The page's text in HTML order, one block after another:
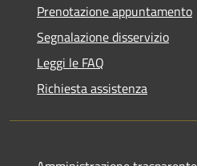
Prenotazione appuntamento
Segnalazione disservizio
Leggi le FAQ
Richiesta assistenza